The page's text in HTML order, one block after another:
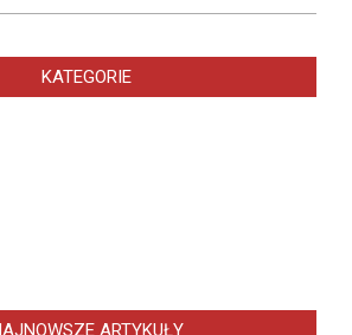
KATEGORIE
ARTYKUŁY